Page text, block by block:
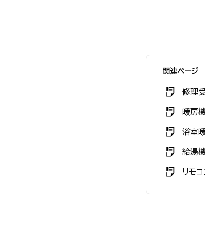
関連ページ
修理
暖房
浴室
給湯
リモ